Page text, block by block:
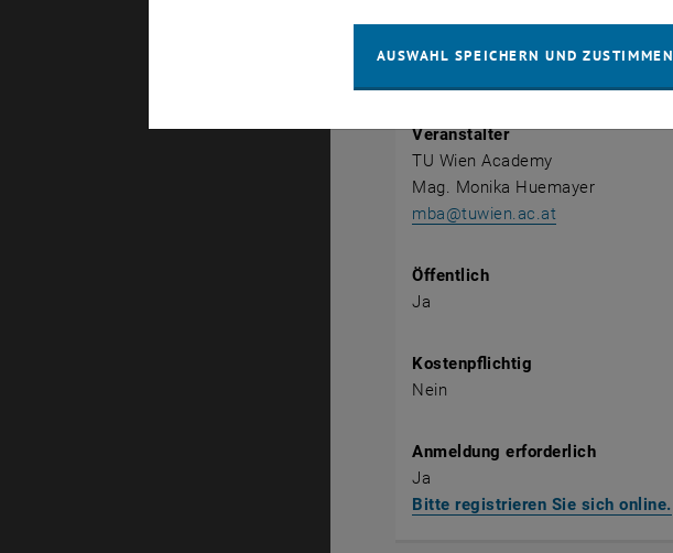
Veranstaltungsort
Online
Veranstalter
TU Wien Academy
Mag. Monika Huemayer
mba@tuwien.ac.at
Öffentlich
Ja
Kostenpflichtig
Nein
Anmeldung erforderlich
Ja
Bitte registrieren Sie sich online.
AUSWAHL SPEICHERN UND ZUSTIMMEN